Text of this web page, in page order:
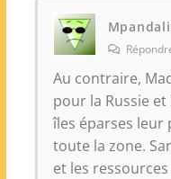
Au contraire,
pour la Russie et
îles éparses
toute la zone.
et les ressources